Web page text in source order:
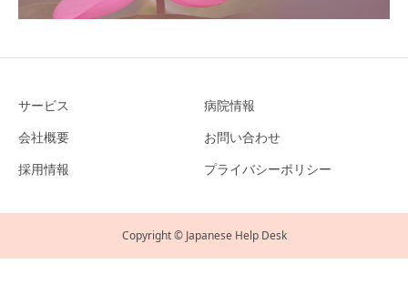
サービス
病院情報
会社概要
お問い合わせ
採用情報
プライバシーポリシー
Copyright © Japanese Help Desk